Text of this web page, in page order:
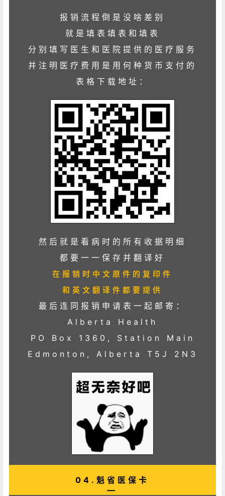
报销流程倒是没啥差别
就是填表填表和填表
分别填写医生和医院提供的医疗服务
并注明医疗费用是用何种货币支付的
表格下载地址：
然后就是看病时的所有收据明细
都要一一保存并翻译好
在报销时中文原件的复印件
和英文翻译件都要提供
最后连同报销申请表一起邮寄：
Alberta Health
PO Box 1360, Station Main
Edmonton, Alberta T5J 2N3
04.魁省医保卡
—